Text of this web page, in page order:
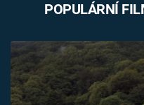
POPULÁRNÍ